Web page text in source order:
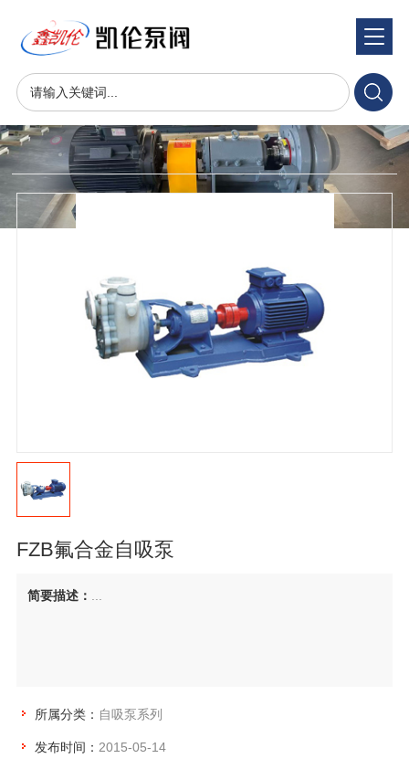
产品展示 product
FZB氟合金自吸泵
简要描述：
所属分类： 自吸泵系列
发布时间： 2015-05-14